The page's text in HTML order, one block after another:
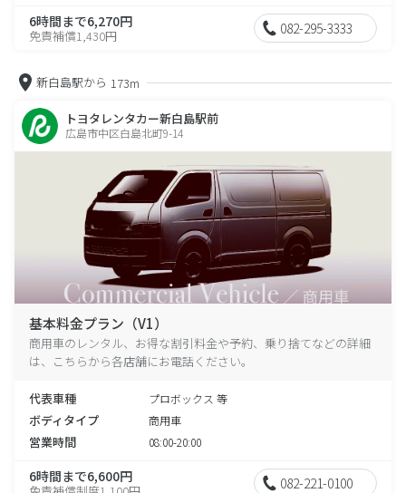
6時間まで6,270円
免責補償1,430円 082-295-3333
新白島駅から 173m
トヨタレンタカー新白島駅前
広島市中区白島北町9-14
基本料金プラン（V1）
商用車のレンタル、お得な割引料金や予約、乗り捨てなどの詳細
は、こちらから各店舗にお電話ください。
代表車種 プロボックス 等
ボディタイプ 商用車
営業時間 08:00-20:00
6時間まで6,600円 082-221-0100